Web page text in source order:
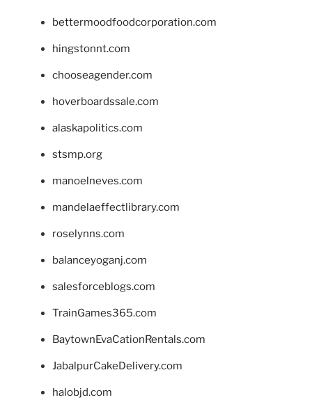
bettermoodfoodcorporation.com
hingstonnt.com
chooseagender.com
hoverboardssale.com
alaskapolitics.com
stsmp.org
manoelneves.com
mandelaeffectlibrary.com
roselynns.com
balanceyoganj.com
salesforceblogs.com
TrainGames365.com
BaytownEvaCationRentals.com
JabalpurCakeDelivery.com
halobjd.com